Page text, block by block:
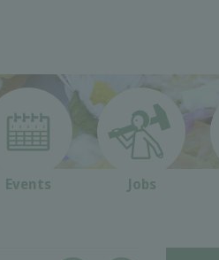
Events Jobs